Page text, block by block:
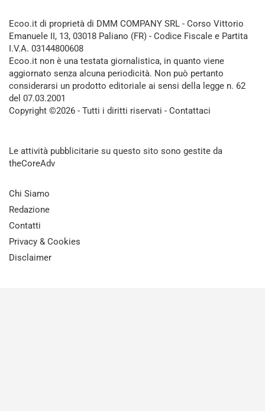
Ecoo.it di proprietà di DMM COMPANY SRL - Corso Vittorio
Emanuele II, 13, 03018 Paliano (FR) - Codice Fiscale e Partita
I.V.A. 03144800608
Ecoo.it non è una testata giornalistica, in quanto viene
aggiornato senza alcuna periodicità. Non può pertanto
considerarsi un prodotto editoriale ai sensi della legge n. 62
del 07.03.2001
Copyright ©2026 - Tutti i diritti riservati - Contattaci
Le attività pubblicitarie su questo sito sono gestite da
theCoreAdv
Chi Siamo
Redazione
Contatti
Privacy & Cookies
Disclaimer